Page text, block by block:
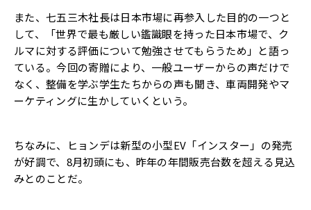
また、七五三木社長は日本市場に再参入した目的の一つと
して、「世界で最も厳しい鑑識眼を持った日本市場で、ク
ルマに対する評価について勉強させてもらうため」と語っ
ている。今回の寄贈により、一般ユーザーからの声だけで
なく、整備を学ぶ学生たちからの声も聞き、車両開発やマ
ーケティングに生かしていくという。
ちなみに、ヒョンデは新型の小型EV「インスター」の発売
が好調で、8月初頭にも、昨年の年間販売台数を超える見込
みとのことだ。